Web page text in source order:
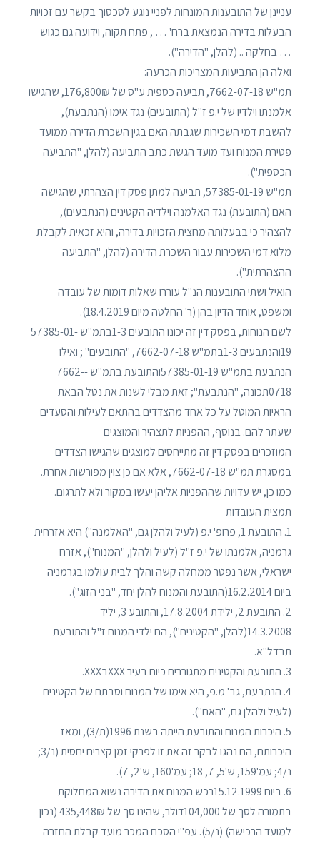
עניינן של התובענות המונחות לפניי נוגע לסכסוך בקשר עם זכויות
הבעלות בדירה הנמצאת ברח' … , פתח תקוה, וידועה גם כגוש
… בחלקה .. (להלן, "הדירה").
ואלה הן התביעות המצריכות הכרעה:
תמ"ש 7662-07-18, תביעה כספית ע"ס של 176,800₪, שהגישו
אלמנתו וילדיו של י.פ ז"ל (התובעים) נגד אימו (הנתבעת),
להשבת דמי השכירות שגבתה האם בגין השכרת הדירה ממועד
פטירת המנוח ועד מועד הגשת כתב התביעה (להלן, "התביעה
הכספית").
תמ"ש 57385-01-19, תביעה למתן פסק דין הצהרתי, שהגישה
האם (התובעת) נגד האלמנה וילדיה הקטינים (הנתבעים),
להצהיר כי בבעלותה מחצית הזכויות בדירה, והיא זכאית לקבלת
מלוא דמי השכירות עבור השכרת הדירה (להלן, "התביעה
ההצהרתית").
הואיל ושתי התובענות הנ"ל עוררו שאלות דומות של עובדה
ומשפט, אוחד הדיון בהן (ר' החלטה מיום 18.4.2019).
לשם הנוחות, בפסק דין זה יכונו התובעים 1-3בתמ"ש 57385-01-
19והנתבעים 1-3בתמ"ש 7662-07-18, "התובעים" ; ואילו
הנתבעת בתמ"ש 57385-01-19והתובעת בתמ"ש -7662-
0718תכונה, "הנתבעת"; זאת מבלי לשנות את נטל הבאת
הראיות המוטל על כל אחד מהצדדים בהתאם לעילות והסעדים
שעתר להם. בנוסף, ההפניות לתצהיר והמוצגים
המוזכרים בפסק דין זה מתייחסים למוצגים שהגישו הצדדים
במסגרת תמ"ש 7662-07-18, אלא אם כן צוין מפורשות אחרת.
כמו כן, יש עדויות שההפניות אליהן יעשו במקור ולא לתרגום.
תמצית העובדות
1. התובעת 1, פרופ' י.פ (לעיל ולהלן גם, "האלמנה") היא אזרחית
גרמניה, אלמנתו של י.פ ז"ל (לעיל ולהלן, "המנוח"), אזרח
ישראלי, אשר נפטר ממחלה קשה והלך לבית עולמו בגרמניה
ביום 16.2.2014(התובעת והמנוח להלן יחד, "בני הזוג").
2. התובעת 2, ילידת 17.8.2004, והתובע 3, יליד
14.3.2008(להלן, "הקטינים"), הם ילדי המנוח ז"ל והתובעת
תבדל"א.
3. התובעת והקטינים מתגוררים כיום בעיר XXXבXXX.
4. הנתבעת, גב' מ.פ, היא אימו של המנוח וסבתם של הקטינים
(לעיל ולהלן גם, "האם").
5. היכרות המנוח והתובעת הייתה בשנת 1996(ת/3), ומאז
היכרותם, הם נהגו לבקר זה את זו לפרקי זמן קצרים יחסית (נ/3;
נ/4; עמ'159, ש'5, 7, 18; עמ'160, ש'2, 7).
6. ביום 15.12.1999רכש המנוח את הדירה נשוא המחלוקת
בתמורה לסך של 104,000דולר, שהינו סך של 435,448₪ (נכון
למועד הרכישה) (נ/5). עפ"י הסכם המכר מועד קבלת החזרה